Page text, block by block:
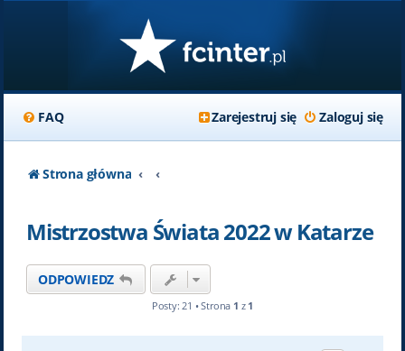
FAQ Zaloguj się
Zarejestruj się
Strona główna
Mistrzostwa Świata 2022 w Katarze
ODPOWIEDZ
Posty: 21 • Strona 1 z 1